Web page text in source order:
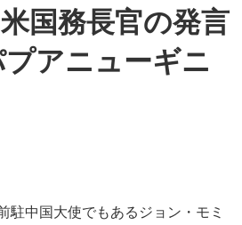
国務長官の発言
アニューギニ
駐中国大使でもあるジョン・モミ